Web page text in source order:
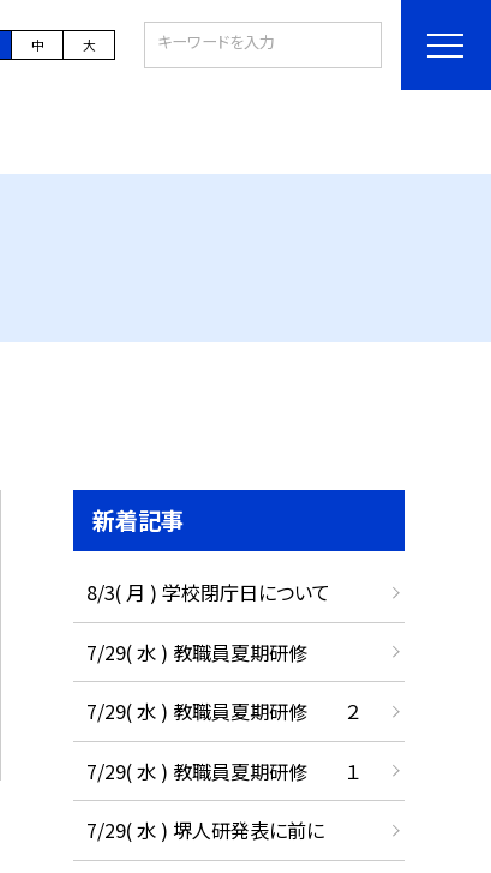
中 大
新着記事
8/3( 月 ) 学校閉庁日について
7/29( 水 ) 教職員夏期研修
7/29( 水 ) 教職員夏期研修 ２
7/29( 水 ) 教職員夏期研修 １
7/29( 水 ) 堺人研発表に前に